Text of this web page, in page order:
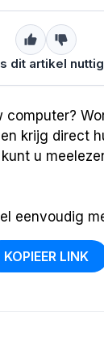
dit artikel
computer?
en krijg direct
u
eenvoudig
KOPIEER LINK